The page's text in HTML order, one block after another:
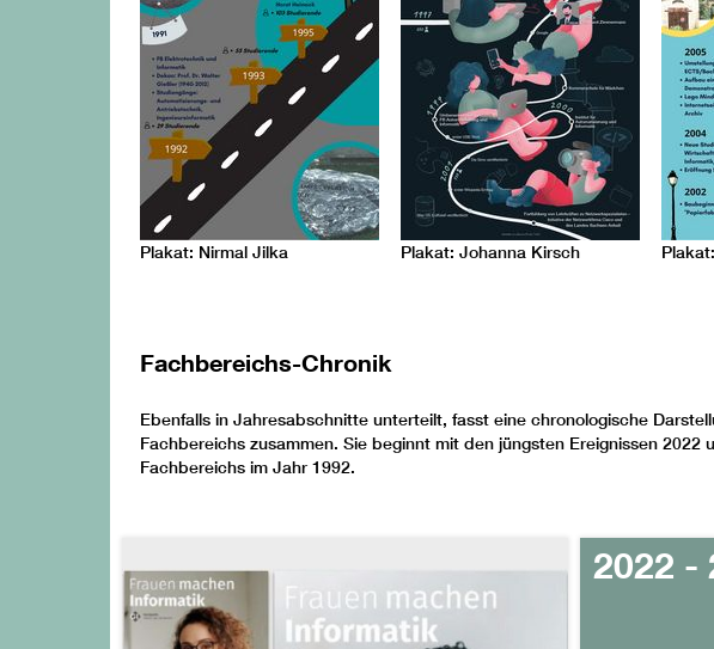
Plakat: Nirmal Jilka Plakat: Johanna Kirsch
Fachbereichs-Chronik
Ebenfalls in Jahresabschnitte unterteilt, fasst eine chronologische
Fachbereichs zusammen. Sie beginnt mit den jüngsten Ereignissen 2022
Fachbereichs im Jahr 1992.
2022 -